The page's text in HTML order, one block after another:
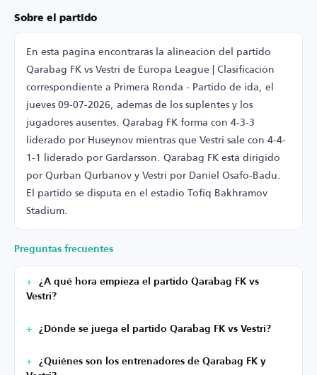
Sobre el partido
En esta página encontrarás la alineación del partido
Qarabag FK vs Vestri de Europa League | Clasificación
correspondiente a Primera Ronda - Partido de ida, el
jueves 09-07-2026, además de los suplentes y los
jugadores ausentes. Qarabag FK forma con 4-3-3
liderado por Huseynov mientras que Vestri sale con 4-4-
1-1 liderado por Gardarsson. Qarabag FK está dirigido
por Qurban Qurbanov y Vestri por Daniel Osafo-Badu.
El partido se disputa en el estadio Tofiq Bakhramov
Stadium.
Preguntas frecuentes
¿A qué hora empieza el partido Qarabag FK vs
Vestri?
¿Dónde se juega el partido Qarabag FK vs Vestri?
¿Quiénes son los entrenadores de Qarabag FK y